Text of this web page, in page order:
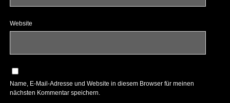
Website
Name, E-Mail-Adresse und Website in diesem Browser für meinen
nächsten Kommentar speichern.